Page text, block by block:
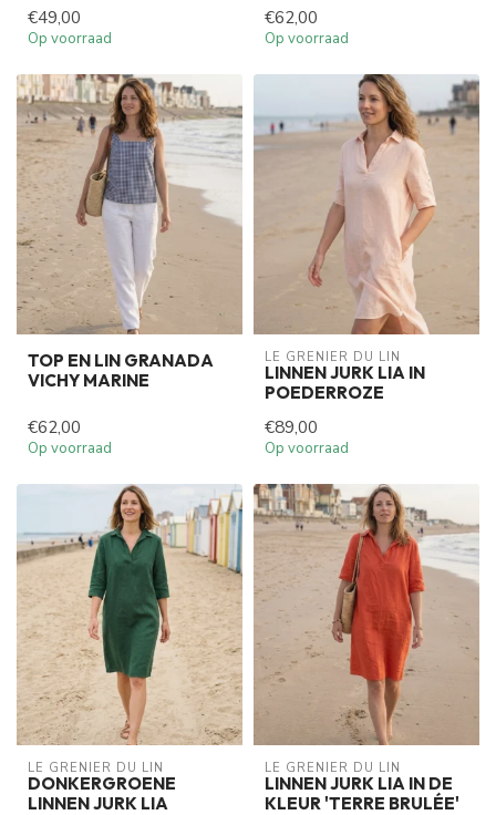
€49,00
Op voorraad
€62,00
Op voorraad
TOP EN LIN GRANADA
VICHY MARINE
€62,00
Op voorraad
LE GRENIER DU LIN
LINNEN JURK LIA IN
POEDERROZE
€89,00
Op voorraad
LE GRENIER DU LIN
DONKERGROENE
LINNEN JURK LIA
LE GRENIER DU LIN
LINNEN JURK LIA IN DE
KLEUR 'TERRE BRULÉE'